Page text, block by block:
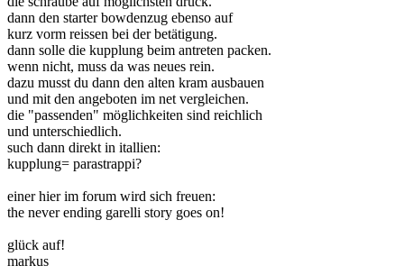
dann den starter bowdenzug ebenso auf
kurz vorm reissen bei der betätigung.
dann solle die kupplung beim antreten packen.
wenn nicht, muss da was neues rein.
dazu musst du dann den alten kram ausbauen
und mit den angeboten im net vergleichen.
die "passenden" möglichkeiten sind reichlich
und unterschiedlich.
such dann direkt in itallien:
kupplung= parastrappi?
einer hier im forum wird sich freuen:
the never ending garelli story goes on!
glück auf!
markus